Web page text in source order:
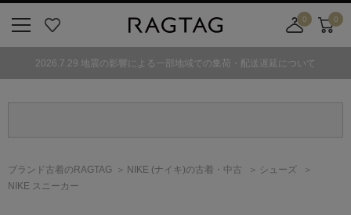
気
0
舗
カ
ト
0
2026.7.29 地震の影響による一部地域での集荷・配送遅延について
ブランド古着のRAGTAG NIKE (ナイキ)の古着・中古
シューズ
NIKE スニーカー